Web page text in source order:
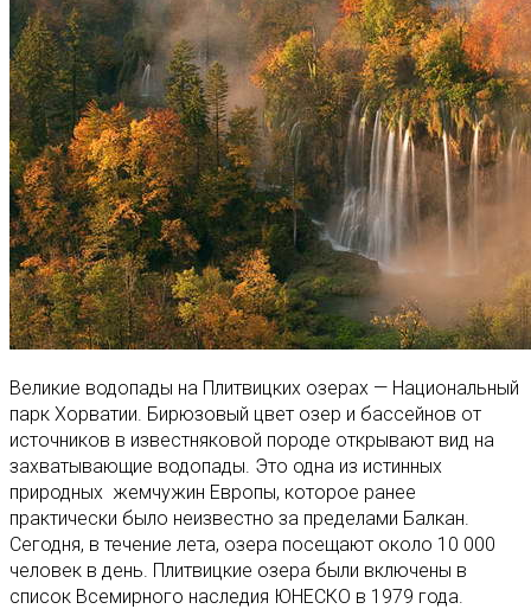
Великие водопады на Плитвицких озерах — Национальный
парк Хорватии. Бирюзовый цвет озер и бассейнов от
источников в известняковой породе открывают вид на
захватывающие водопады. Это одна из истинных
природных жемчужин Европы, которое ранее
практически было неизвестно за пределами Балкан.
Сегодня, в течение лета, озера посещают около 10 000
человек в день. Плитвицкие озера были включены в
список Всемирного наследия ЮНЕСКО в 1979 года.